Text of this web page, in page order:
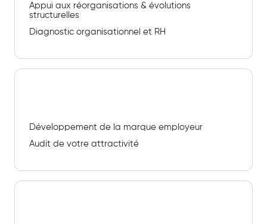
Appui aux réorganisations & évolutions
structurelles
Diagnostic organisationnel et RH
Développement de la marque employeur
Audit de votre attractivité